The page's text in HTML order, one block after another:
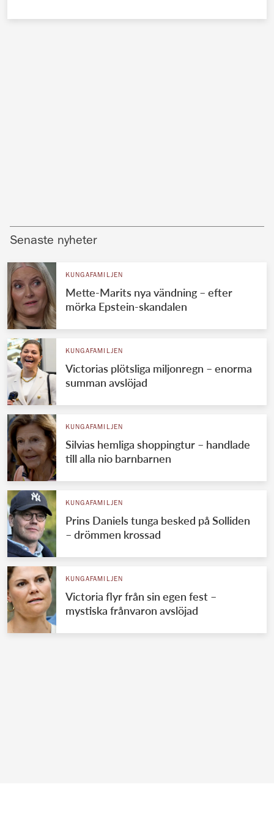
Senaste nyheter
KUNGAFAMILJEN
Mette-Marits nya vändning – efter
mörka Epstein-skandalen
KUNGAFAMILJEN
Victorias plötsliga miljonregn – enorma
summan avslöjad
KUNGAFAMILJEN
Silvias hemliga shoppingtur – handlade
till alla nio barnbarnen
KUNGAFAMILJEN
Prins Daniels tunga besked på Solliden
– drömmen krossad
KUNGAFAMILJEN
Victoria flyr från sin egen fest –
mystiska frånvaron avslöjad